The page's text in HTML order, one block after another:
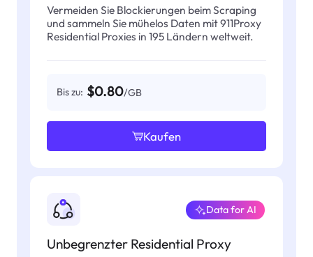
Vermeiden Sie Blockierungen beim Scraping
und sammeln Sie mühelos Daten mit 911Proxy
Residential Proxies in 195 Ländern weltweit.
Bis zu: $0.80/GB
Kaufen
Unbegrenzter Residential Proxy
Data for AI